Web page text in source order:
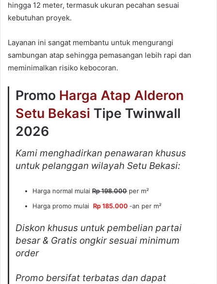
hingga 12 meter, termasuk ukuran pecahan sesuai
kebutuhan proyek.
Layanan ini sangat membantu untuk mengurangi
sambungan atap sehingga pemasangan lebih rapi dan
meminimalkan risiko kebocoran.
Promo Harga Atap Alderon
Setu Bekasi Tipe Twinwall
2026
Kami menghadirkan penawaran khusus
untuk pelanggan wilayah Setu Bekasi:
Harga normal mulaiRp 198.000per m²
Harga promo mulai Rp 185.000 -an per m²
Diskon khusus untuk pembelian partai
besar & Gratis ongkir sesuai minimum
order
Promo bersifat terbatas dan dapat